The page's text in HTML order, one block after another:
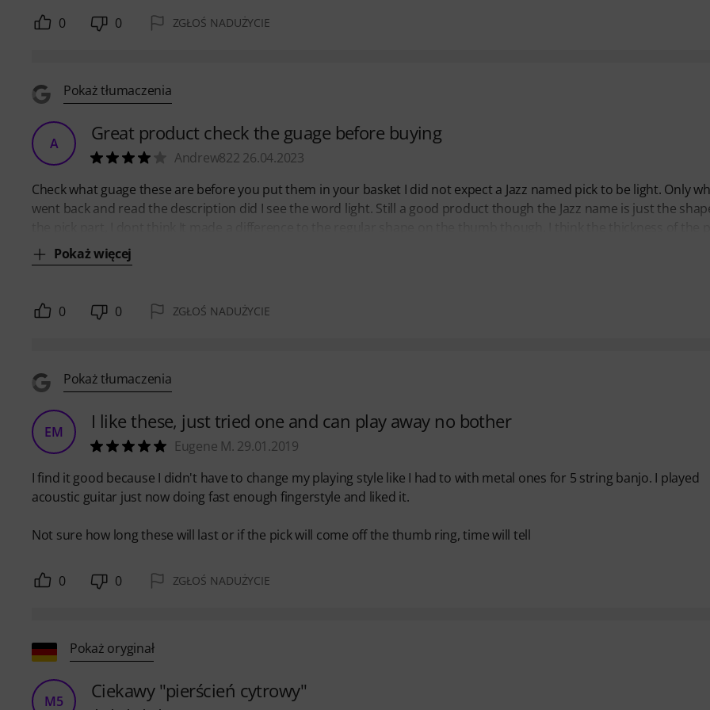
0 0 ZGŁOŚ NADUŻYCIE
Pokaż tłumaczenia
A Great product check the guage before buying
Andrew822 26.04.2023
Check what guage these are before you put them in your basket I did not expect a Jazz named pick to be light. Only
went back and read the description did I see the word light. Still a good product though the Jazz name is just the
Pokaż więcej
0 0 ZGŁOŚ NADUŻYCIE
Pokaż tłumaczenia
EM I like these, just tried one and can play away no bother
Eugene M. 29.01.2019
I find it good because I didn't have to change my playing style like I had to with metal ones for 5 string banjo. I played
acoustic guitar just now doing fast enough fingerstyle and liked it.
Not sure how long these will last or if the pick will come off the thumb ring, time will tell
0 0 ZGŁOŚ NADUŻYCIE
Pokaż oryginał
M5 Ciekawy "pierścień cytrowy"